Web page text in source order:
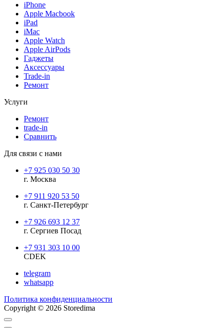
iPhone
Apple Macbook
iPad
iMac
Apple Watch
Apple AirPods
Гаджеты
Аксессуары
Trade-in
Ремонт
Услуги
Ремонт
trade-in
Сравнить
Для связи с нами
+7 925 030 50 30
г. Москва
+7 911 920 53 50
г. Санкт-Петербург
+7 926 693 12 37
г. Сергиев Посад
+7 931 303 10 00
CDEK
telegram
whatsapp
Политика конфиденциальности
Copyright © 2026 Storedima